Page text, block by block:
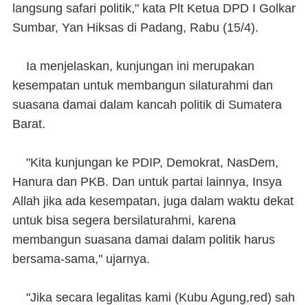
langsung safari politik," kata Plt Ketua DPD I Golkar
Sumbar, Yan Hiksas di Padang, Rabu (15/4).
Ia menjelaskan, kunjungan ini merupakan
kesempatan untuk membangun silaturahmi dan
suasana damai dalam kancah politik di Sumatera
Barat.
"Kita kunjungan ke PDIP, Demokrat, NasDem,
Hanura dan PKB. Dan untuk partai lainnya, Insya
Allah jika ada kesempatan, juga dalam waktu dekat
untuk bisa segera bersilaturahmi, karena
membangun suasana damai dalam politik harus
bersama-sama," ujarnya.
"Jika secara legalitas kami (Kubu Agung,red) sah